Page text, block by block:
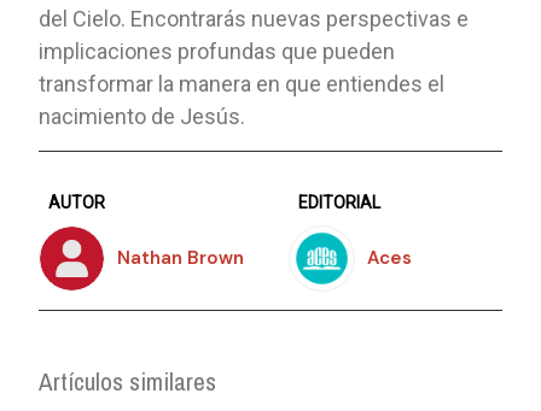
del Cielo. Encontrarás nuevas perspectivas e
implicaciones profundas que pueden
transformar la manera en que entiendes el
nacimiento de Jesús.
AUTOR
Nathan Brown
EDITORIAL
Aces
Artículos similares